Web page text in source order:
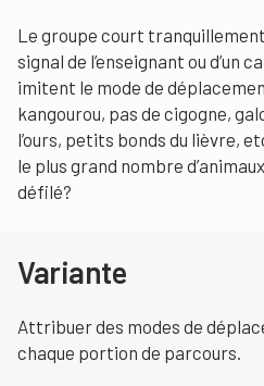
Le groupe court
signal de l’enseignant ou d’un
imitent le mode de
kangourou, pas de cigogne,
l’ours, petits bonds du lièvre,
le plus grand nombre
défilé?
Variante
Attribuer des modes de
chaque portion de parcours.